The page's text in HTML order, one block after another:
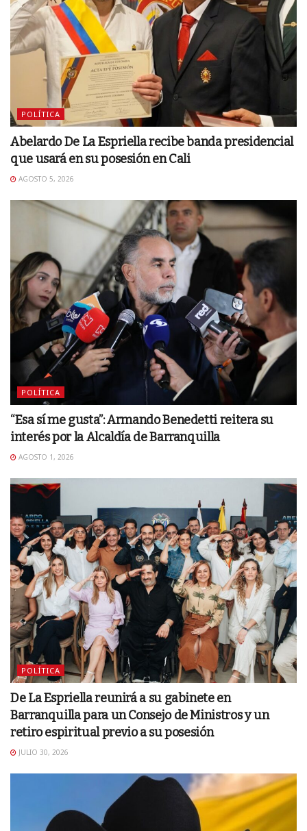
POLÍTICA
Abelardo De La Espriella recibe banda presidencial
que usará en su posesión en Cali
AGOSTO 5, 2026
POLÍTICA
“Esa sí me gusta”: Armando Benedetti reitera su
interés por la Alcaldía de Barranquilla
AGOSTO 1, 2026
POLÍTICA
De La Espriella reunirá a su gabinete en
Barranquilla para un Consejo de Ministros y un
retiro espiritual previo a su posesión
JULIO 30, 2026